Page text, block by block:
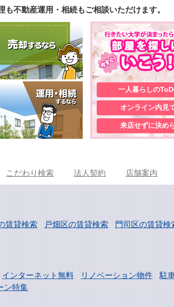
も不動産運用・相続も ご相談いただけます。
一人暮らしの
オンライン内見
来店せずに決め
こだわり検索 法人契約 店舗案内
賃貸検索 戸畑区の賃貸検索
門司区の賃貸検
インターネット無料 リノベーション物件
駐
ン特集